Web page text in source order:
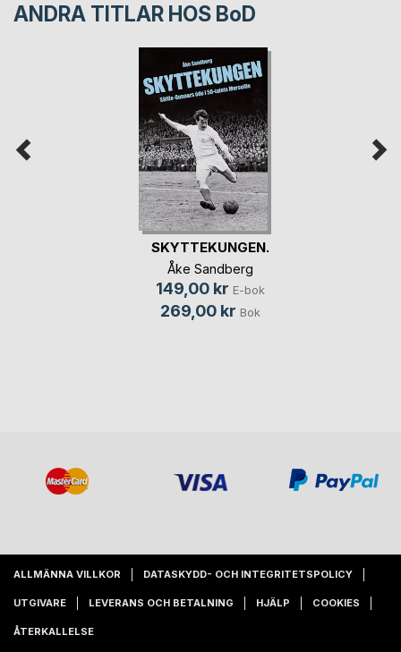
ANDRA TITLAR HOS BoD
SKYTTEKUNGEN.
Åke Sandberg
149,00 kr E-bok
269,00 kr Bok
ALLMÄNNA VILLKOR DATASKYDD- OCH INTEGRITETSPOLICY
UTGIVARE LEVERANS OCH BETALNING HJÄLP COOKIES
ÅTERKALLELSE